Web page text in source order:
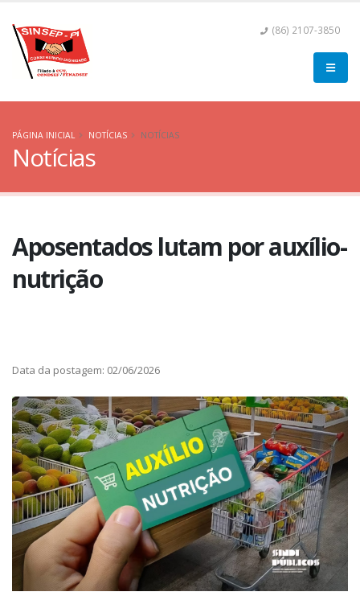
(86) 2107-3850
PÁGINA INICIAL NOTÍCIAS NOTÍCIAS
Notícias
Aposentados lutam por auxílio-
nutrição
Data da postagem: 02/06/2026